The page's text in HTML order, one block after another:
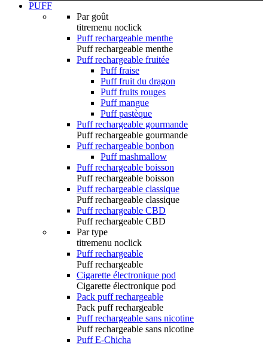
PUFF
Par goût
titremenu noclick
Puff rechargeable menthe
Puff rechargeable menthe
Puff rechargeable fruitée
Puff fraise
Puff fruit du dragon
Puff fruits rouges
Puff mangue
Puff pastèque
Puff rechargeable gourmande
Puff rechargeable gourmande
Puff rechargeable bonbon
Puff mashmallow
Puff rechargeable boisson
Puff rechargeable boisson
Puff rechargeable classique
Puff rechargeable classique
Puff rechargeable CBD
Puff rechargeable CBD
Par type
titremenu noclick
Puff rechargeable
Puff rechargeable
Cigarette électronique pod
Cigarette électronique pod
Pack puff rechargeable
Pack puff rechargeable
Puff rechargeable sans nicotine
Puff rechargeable sans nicotine
Puff E-Chicha